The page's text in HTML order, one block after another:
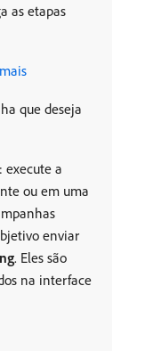
as etapas
que deseja
: execute a
ou em uma
enviar
. Eles são
na interface